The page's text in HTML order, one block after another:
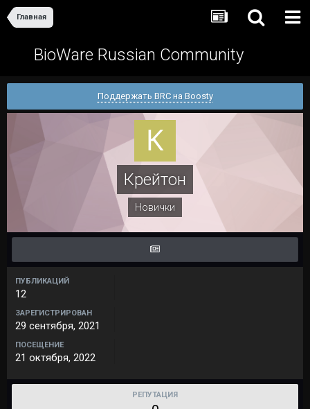
Главная
BioWare Russian Community
Поддержать BRC на Boosty
Крейтон
Новички
ПУБЛИКАЦИЙ
12
ЗАРЕГИСТРИРОВАН
29 сентября, 2021
ПОСЕЩЕНИЕ
21 октября, 2022
РЕПУТАЦИЯ